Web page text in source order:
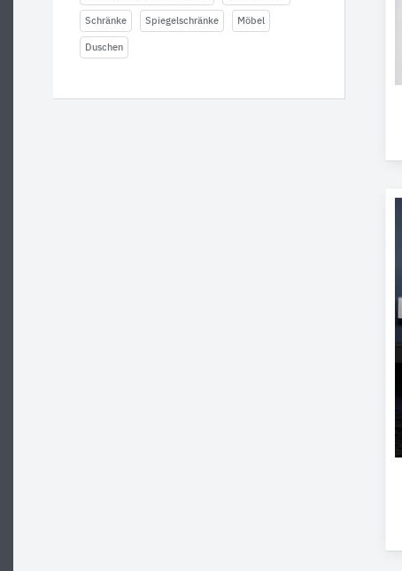
Schränke Spiegelschränke Möbel
Duschen